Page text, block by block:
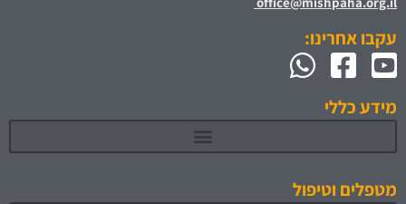
עקבו אחרינו:
מידע כללי
מטפלים וטיפול